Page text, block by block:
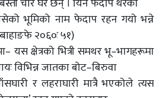
चार घर छन् । यिनै फेदाप थरका
भूमिको नाम फेदाप रहन गयो भन्ने
२०६०ः ५१)
यस क्षेत्रको भित्री समथर भू–भागहरूमा
विभिन्न जातका बोट–बिरुवा
र लहराघारी मात्रै भएकोले त्यस